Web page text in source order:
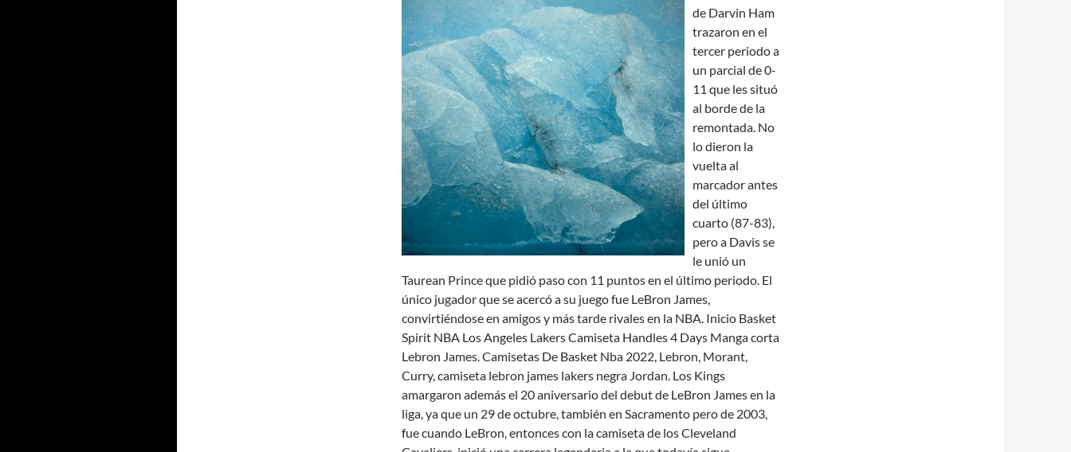
de Darvin Ham
trazaron en el
tercer periodo a
un parcial de 0-
11 que les situó
al borde de la
remontada. No
lo dieron la
vuelta al
marcador antes
del último
cuarto (87-83),
pero a Davis se
le unió un
Taurean Prince que pidió paso con 11 puntos en el último periodo. El
único jugador que se acercó a su juego fue LeBron James,
convirtiéndose en amigos y más tarde rivales en la NBA. Inicio Basket
Spirit NBA Los Angeles Lakers Camiseta Handles 4 Days Manga corta
Lebron James. Camisetas De Basket Nba 2022, Lebron, Morant,
Curry, camiseta lebron james lakers negra Jordan. Los Kings
amargaron además el 20 aniversario del debut de LeBron James en la
liga, ya que un 29 de octubre, también en Sacramento pero de 2003,
fue cuando LeBron, entonces con la camiseta de los Cleveland